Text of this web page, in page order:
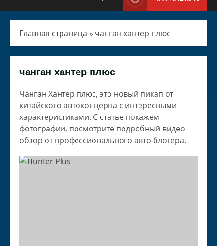
Главная страница » чанган хантер плюс
чанган хантер плюс
Чанган Хантер плюс, это новый пикап от
китайского автоконцерна с интересными
характеристиками. С статье покажем
фотографии, посмотрите подробный видео
обзор от профессионального авто блогера.